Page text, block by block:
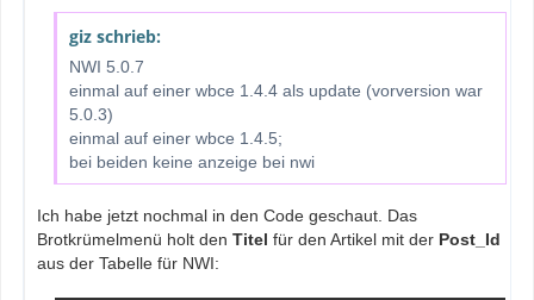
giz schrieb:
NWI 5.0.7
einmal auf einer wbce 1.4.4 als update (vorversion war
5.0.3)
einmal auf einer wbce 1.4.5;
bei beiden keine anzeige bei nwi
Ich habe jetzt nochmal in den Code geschaut. Das
Brotkrümelmenü holt den Titel für den Artikel mit der Post_Id
aus der Tabelle für NWI: